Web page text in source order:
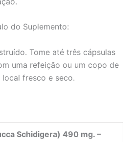
do Suplemento:
Tome até três cápsulas
uma refeição ou um copo de
local fresco e seco.
Schidigera) 490 mg. –